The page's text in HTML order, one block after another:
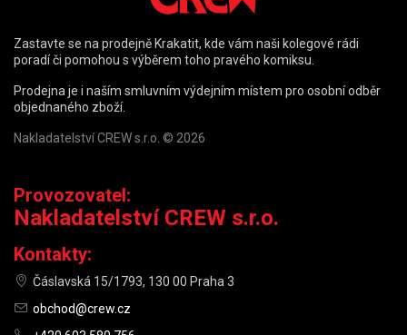
Zastavte se na prodejně Krakatit, kde vám naši kolegové rádi
poradí či pomohou s výběrem toho pravého komiksu.
Prodejna je i naším smluvním výdejním místem pro osobní odběr
objednaného zboží.
Nakladatelství CREW s.r.o. © 2026
Provozovatel:
Nakladatelství CREW s.r.o.
Kontakty:
Čáslavská 15/1793, 130 00 Praha 3
obchod@crew.cz